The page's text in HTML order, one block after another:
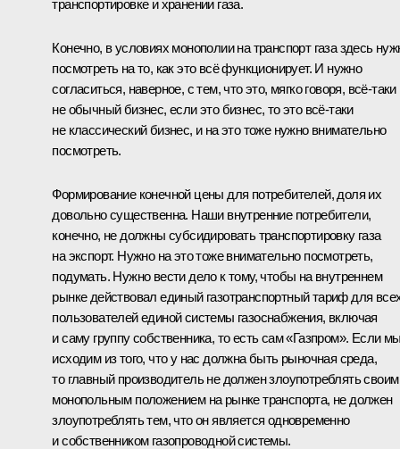
транспортировке и хранении газа.
Конечно, в условиях монополии на транспорт газа здесь
посмотреть на то, как это всё функционирует. И нужно
согласиться, наверное, с тем, что это, мягко говоря, всё‑таки
не обычный бизнес, если это бизнес, то это всё‑таки
не классический бизнес, и на это тоже нужно внимательно
посмотреть.
Формирование конечной цены для потребителей, доля их
довольно существенна. Наши внутренние потребители,
конечно, не должны субсидировать транспортировку газа
на экспорт. Нужно на это тоже внимательно посмотреть,
подумать. Нужно вести дело к тому, чтобы на внутреннем
рынке действовал единый газотранспортный тариф для
пользователей единой системы газоснабжения, включая
и саму группу собственника, то есть сам «Газпром». Если
исходим из того, что у нас должна быть рыночная среда,
то главный производитель не должен злоупотреблять своим
монопольным положением на рынке транспорта, не должен
злоупотреблять тем, что он является одновременно
и собственником газопроводной системы.